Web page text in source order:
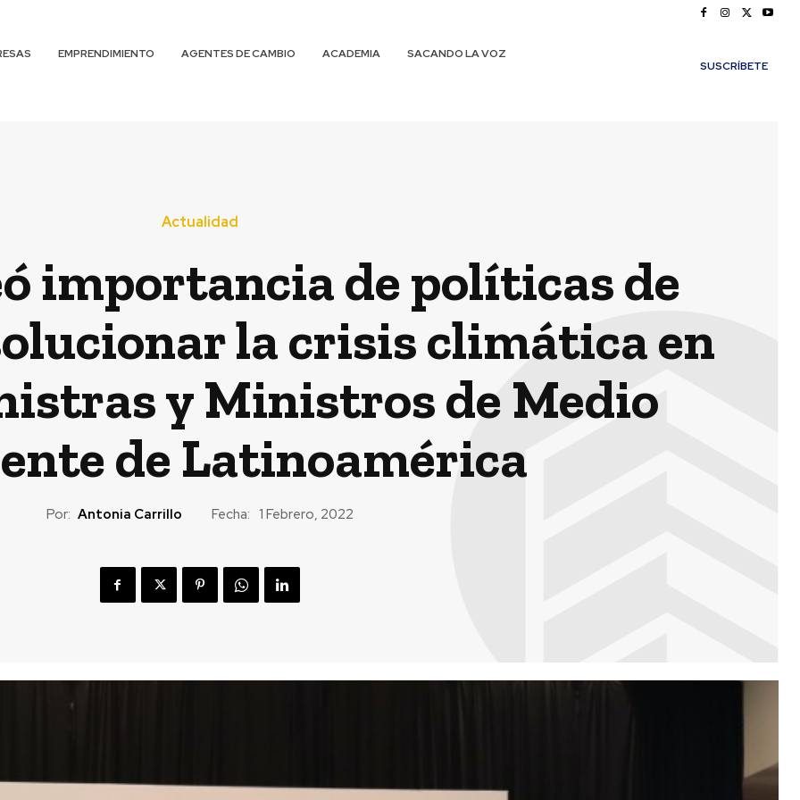
EMPRENDIMIENTO AGENTES DE CAMBIO ACADEMIA
SACANDO LA VOZ
SUSCRÍBETE
Actualidad
importancia de políticas de
la crisis climática en
y Ministros de Medio
de Latinoamérica
Por: Antonia Carrillo Fecha: 1 Febrero, 2022